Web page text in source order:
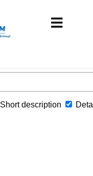
Short description